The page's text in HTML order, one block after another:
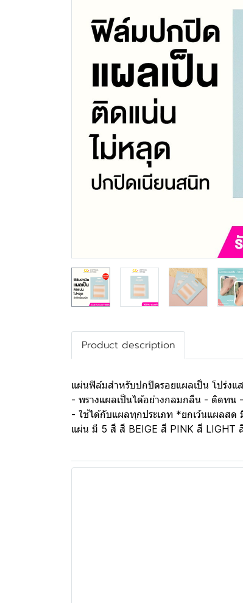
Product description
แผ่นฟิล์มสำหรับปกปิดรอยแผลเป็น โปร่งแ
- พรางแผลเป็นได้อย่างกลมกลืน - ติดทน -
- ใช้ได้กับแผลทุกประเภท *ยกเว้นแผลสด
แผ่น มี 5 สี สี BEIGE สี PINK สี LIGHT